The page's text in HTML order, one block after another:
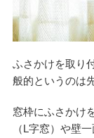
ふさかけを取り
般的というのは
窓枠にふさかけ
（L字窓）や壁